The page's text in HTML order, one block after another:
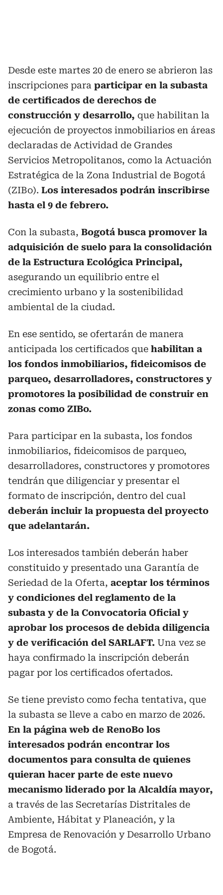
Desde este martes 20 de enero se abrieron las
inscripciones para participar en la subasta
de certificados de derechos de
construcción y desarrollo, que habilitan la
ejecución de proyectos inmobiliarios en áreas
declaradas de Actividad de Grandes
Servicios Metropolitanos, como la Actuación
Estratégica de la Zona Industrial de Bogotá
(ZIBo). Los interesados podrán inscribirse
hasta el 9 de febrero.
Con la subasta, Bogotá busca promover la
adquisición de suelo para la consolidación
de la Estructura Ecológica Principal,
asegurando un equilibrio entre el
crecimiento urbano y la sostenibilidad
ambiental de la ciudad.
En ese sentido, se ofertarán de manera
anticipada los certificados que habilitan a
los fondos inmobiliarios, fideicomisos de
parqueo, desarrolladores, constructores y
promotores la posibilidad de construir en
zonas como ZIBo.
Para participar en la subasta, los fondos
inmobiliarios, fideicomisos de parqueo,
desarrolladores, constructores y promotores
tendrán que diligenciar y presentar el
formato de inscripción, dentro del cual
deberán incluir la propuesta del proyecto
que adelantarán.
Los interesados también deberán haber
constituido y presentado una Garantía de
Seriedad de la Oferta, aceptar los términos
y condiciones del reglamento de la
subasta y de la Convocatoria Oficial y
aprobar los procesos de debida diligencia
y de verificación del SARLAFT. Una vez se
haya confirmado la inscripción deberán
pagar por los certificados ofertados.
Se tiene previsto como fecha tentativa, que
la subasta se lleve a cabo en marzo de 2026.
En la página web de RenoBo los
interesados podrán encontrar los
documentos para consulta de quienes
quieran hacer parte de este nuevo
mecanismo liderado por la Alcaldía mayor,
a través de las Secretarías Distritales de
Ambiente, Hábitat y Planeación, y la
Empresa de Renovación y Desarrollo Urbano
de Bogotá.